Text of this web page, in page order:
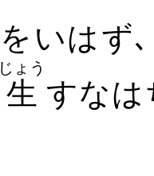
を​いは​ず
生
じょう
すなは